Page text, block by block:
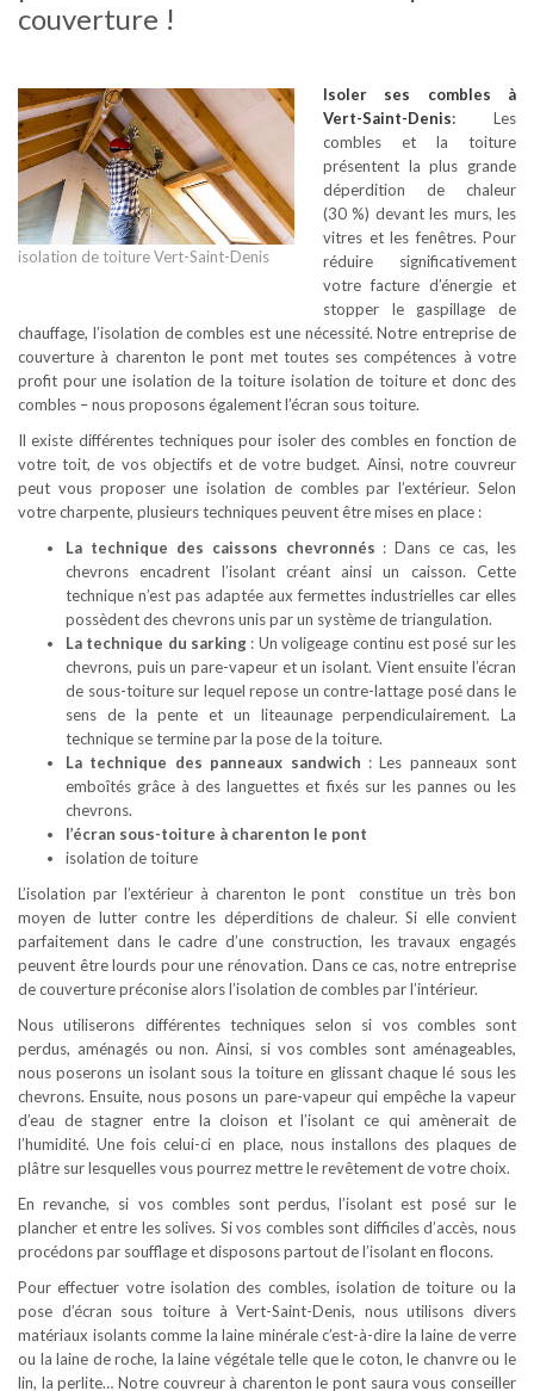
couverture !
isolation de toiture Vert-Saint-Denis
Isoler ses combles à
Vert-Saint-Denis: Les
combles et la toiture
présentent la plus grande
déperdition de chaleur
(30 %) devant les murs, les
vitres et les fenêtres. Pour
réduire significativement
votre facture d’énergie et
stopper le gaspillage de
chauffage, l’isolation de combles est une nécessité. Notre entreprise de
couverture à charenton le pont met toutes ses compétences à votre
profit pour une isolation de la toiture isolation de toiture et donc des
combles – nous proposons également l’écran sous toiture.
Il existe différentes techniques pour isoler des combles en fonction de
votre toit, de vos objectifs et de votre budget. Ainsi, notre couvreur
peut vous proposer une isolation de combles par l’extérieur. Selon
votre charpente, plusieurs techniques peuvent être mises en place :
La technique des caissons chevronnés : Dans ce cas, les
chevrons encadrent l’isolant créant ainsi un caisson. Cette
technique n’est pas adaptée aux fermettes industrielles car elles
possèdent des chevrons unis par un système de triangulation.
La technique du sarking : Un voligeage continu est posé sur les
chevrons, puis un pare-vapeur et un isolant. Vient ensuite l’écran
de sous-toiture sur lequel repose un contre-lattage posé dans le
sens de la pente et un liteaunage perpendiculairement. La
technique se termine par la pose de la toiture.
La technique des panneaux sandwich : Les panneaux sont
emboîtés grâce à des languettes et fixés sur les pannes ou les
chevrons.
l’écran sous-toiture à charenton le pont
isolation de toiture
L’isolation par l’extérieur à charenton le pont constitue un très bon
moyen de lutter contre les déperditions de chaleur. Si elle convient
parfaitement dans le cadre d’une construction, les travaux engagés
peuvent être lourds pour une rénovation. Dans ce cas, notre entreprise
de couverture préconise alors l’isolation de combles par l’intérieur.
Nous utiliserons différentes techniques selon si vos combles sont
perdus, aménagés ou non. Ainsi, si vos combles sont aménageables,
nous poserons un isolant sous la toiture en glissant chaque lé sous les
chevrons. Ensuite, nous posons un pare-vapeur qui empêche la vapeur
d’eau de stagner entre la cloison et l’isolant ce qui amènerait de
l’humidité. Une fois celui-ci en place, nous installons des plaques de
plâtre sur lesquelles vous pourrez mettre le revêtement de votre choix.
En revanche, si vos combles sont perdus, l’isolant est posé sur le
plancher et entre les solives. Si vos combles sont difficiles d’accès, nous
procédons par soufflage et disposons partout de l’isolant en flocons.
Pour effectuer votre isolation des combles, isolation de toiture ou la
pose d’écran sous toiture à Vert-Saint-Denis, nous utilisons divers
matériaux isolants comme la laine minérale c’est-à-dire la laine de verre
ou la laine de roche, la laine végétale telle que le coton, le chanvre ou le
lin, la perlite… Notre couvreur à charenton le pont saura vous conseiller